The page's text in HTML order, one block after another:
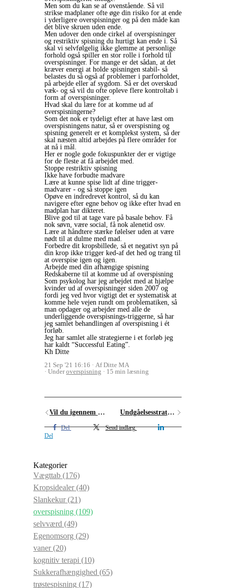
Men som du kan se af ovenstående. Så vil
strikse madplaner ofte øge din risiko for at ende
i yderligere overspisninger og på den måde kan
det blive skruen uden ende.
Men udover den onde cirkel af overspisninger
og restriktiv spisning du hurtigt kan ende i. Så
skal vi selvfølgelig ikke glemme at personlige
forhold også spiller en stor rolle i forhold til
overspisninger. For mange er det sådan, at det
kræver energi at holde spisningen stabil- så
belastes du så også af problemer i parforholdet,
på arbejde eller af sygdom. Så er det overskud
væk- og så vil du ofte opleve flere kontroltab i
form af overspisninger.
Hvad skal du lære for at komme ud af
overspisningerne?
Som det nok er tydeligt efter at have læst om
overspisningens natur, så er overspisning og
spisning generelt er et komplekst system, så der
skal næsten altid arbejdes på flere områder for
at nå i mål.
Her er nogle gode fokuspunkter der er vigtige
for de fleste at få arbejdet med.
Stoppe restriktiv spisning
Ikke have forbudte madvare
Lære at kunne spise lidt af dine trigger-
madvarer - og så stoppe igen
Opøve en indredrevet kontrol, så du kan
navigere efter egne behov og ikke efter hvad en
madplan har dikteret.
Blive god til at tage vare på basale behov. Få
nok søvn, være social, få nok alenetid osv.
Lære at håndtere stærke følelser uden at være
nødt til at dulme med mad.
Forbedre dit kropsbillede, så et negativt syn på
din krop ikke trigger ked-af det hed og trang til
at overspise igen og igen.
Arbejde med din afhængige spisning
Redskaberne til at komme ud af overspisning
Som psykolog har jeg arbejdet med at hjælpe
kvinder ud af overspisninger siden 2007 og
fordi jeg ved hvor vigtigt det er systematisk at
komme hele vejen rundt om problematiken, så
man opdager og arbejder med alle de
underliggende overspisnings-triggerne, så har
jeg samlet behandlingen af overspisning i ét
forløb.
Jeg har samlet alle strategierne i et forløb jeg
har kaldt “Successful Eating”.
Kh Ditte
21 Sep '21 16:16
Af Ditte MA
Underoverspisning 15 min læsning
Vil du igennem julen uden at tage på? Undgåelsesstrategier jeg ikke anbefaler
Del
Send indlæg
Del
Kategorier
Vægttab (176)
Kropsidealer(40)
Slankekur(21)
overspisning (109)
selvværd (49)
Egenomsorg (29)
vaner(20)
kognitiv terapi (10)
Sukkerafhængighed (65)
trøstespisning (17)